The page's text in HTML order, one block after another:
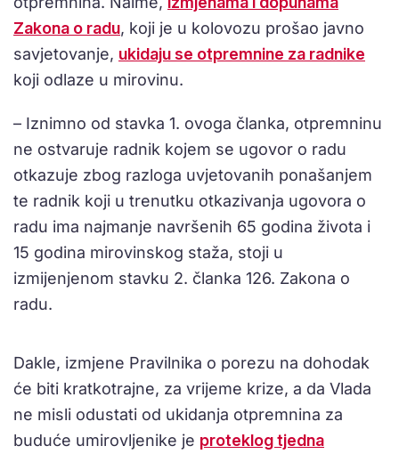
Zakona o radu, koji je u kolovozu prošao javno
savjetovanje, ukidaju se otpremnine za radnike
koji odlaze u mirovinu.
– Iznimno od stavka 1. ovoga članka, otpremninu
ne ostvaruje radnik kojem se ugovor o radu
otkazuje zbog razloga uvjetovanih ponašanjem
te radnik koji u trenutku otkazivanja ugovora o
radu ima najmanje navršenih 65 godina života i
15 godina mirovinskog staža, stoji u
izmijenjenom stavku 2. članka 126. Zakona o
radu.
Dakle, izmjene Pravilnika o porezu na dohodak
će biti kratkotrajne, za vrijeme krize, a da Vlada
ne misli odustati od ukidanja otpremnina za
buduće umirovljenike je proteklog tjedna